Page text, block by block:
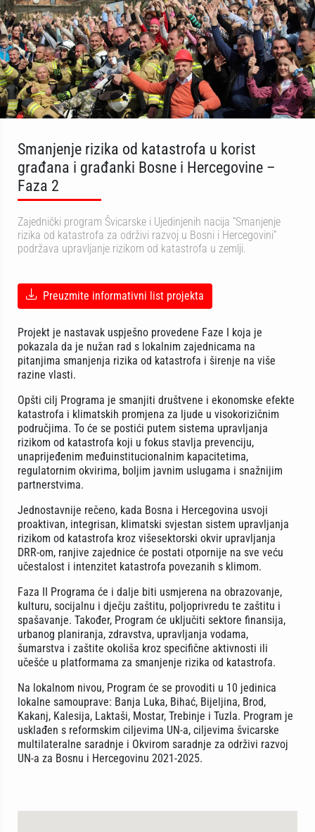
Smanjenje rizika od katastrofa u korist
građana i građanki Bosne i Hercegovine –
Faza 2
Zajednički program Švicarske i Ujedinjenih nacija “Smanjenje
rizika od katastrofa za održivi razvoj u Bosni i Hercegovini”
podržava upravljanje rizikom od katastrofa u zemlji.
Preuzmite informativni list projekta
Projekt je nastavak uspješno provedene Faze I koja je
pokazala da je nužan rad s lokalnim zajednicama na
pitanjima smanjenja rizika od katastrofa i širenje na više
razine vlasti.
Opšti cilj Programa je smanjiti društvene i ekonomske efekte
katastrofa i klimatskih promjena za ljude u visokorizičnim
područjima. To će se postići putem sistema upravljanja
rizikom od katastrofa koji u fokus stavlja prevenciju,
unaprijeđenim međuinstitucionalnim kapacitetima,
regulatornim okvirima, boljim javnim uslugama i snažnijim
partnerstvima.
Jednostavnije rečeno, kada Bosna i Hercegovina usvoji
proaktivan, integrisan, klimatski svjestan sistem upravljanja
rizikom od katastrofa kroz višesektorski okvir upravljanja
DRR-om, ranjive zajednice će postati otpornije na sve veću
učestalost i intenzitet katastrofa povezanih s klimom.
Faza II Programa će i dalje biti usmjerena na obrazovanje,
kulturu, socijalnu i dječju zaštitu, poljoprivredu te zaštitu i
spašavanje. Također, Program će uključiti sektore finansija,
urbanog planiranja, zdravstva, upravljanja vodama,
šumarstva i zaštite okoliša kroz specifične aktivnosti ili
učešće u platformama za smanjenje rizika od katastrofa.
Na lokalnom nivou, Program će se provoditi u 10 jedinica
lokalne samouprave: Banja Luka, Bihać, Bijeljina, Brod,
Kakanj, Kalesija, Laktaši, Mostar, Trebinje i Tuzla. Program je
usklađen s reformskim ciljevima UN-a, ciljevima švicarske
multilateralne saradnje i Okvirom saradnje za održivi razvoj
UN-a za Bosnu i Hercegovinu 2021-2025.